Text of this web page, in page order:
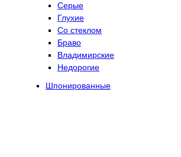
Серые
Глухие
Со стеклом
Браво
Владимирские
Недорогие
Шпонированные